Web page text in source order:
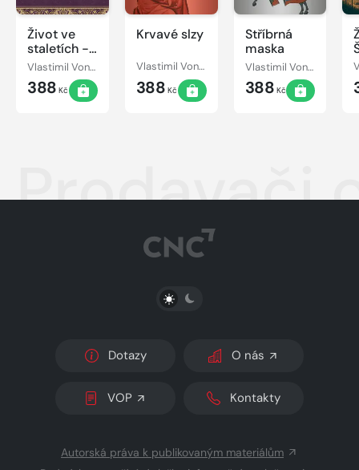
Život ve
staletích -
16. století
Vlastimil Vondruška
388 Kč
Krvavé slzy
Vlastimil Vondruška
388 Kč
Stříbrná
maska
Vlastimil Vondruška
388 Kč
Prodavači
PŘEPNOUT SVĚTLÝ/TMAVÝ REŽIM
Dotazy O nás
VOP Kontakty
Autorská práva k publikovaným materiálům